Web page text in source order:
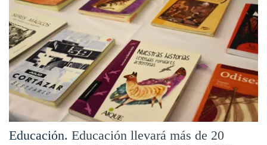
Educación. Educación llevará más de 20